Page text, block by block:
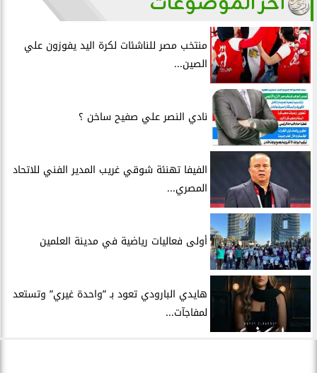
منتخب مصر للناشئات لكرة اليد يفوزون علي
الصين...
نادي النصر علي صفيح ساخن ؟
الفيفا تهنئة شوقي غريب المدير الفني للاتحاد
المصري...
أولى فعاليات رياضية في مدينة العلمين
هايدي البارودي تعود بـ ”واحدة غيري” وتستعد
لمفاجآت...